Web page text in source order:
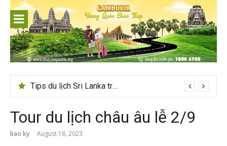
content
Tips du lịch Sri Lanka trọn vẹn cho người mới
Tour du lịch châu âu lễ 2/9
bao ky August 18, 2023